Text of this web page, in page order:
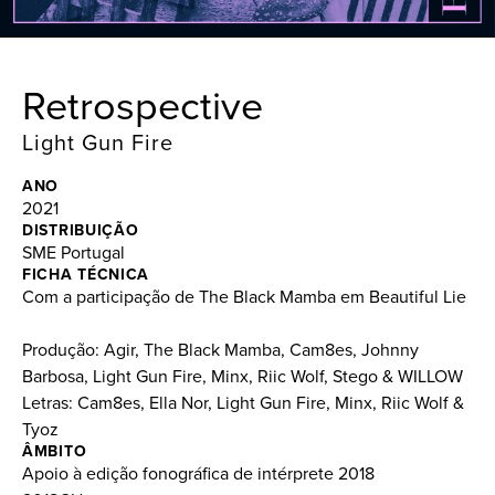
Retrospective
Light Gun Fire
ANO
2021
DISTRIBUIÇÃO
SME Portugal
FICHA TÉCNICA
Com a participação de The Black Mamba em Beautiful Lie
Produção: Agir, The Black Mamba, Cam8es, Johnny
Barbosa, Light Gun Fire, Minx, Riic Wolf, Stego & WILLOW
Letras: Cam8es, Ella Nor, Light Gun Fire, Minx, Riic Wolf &
Tyoz
ÂMBITO
Apoio à edição fonográfica de intérprete 2018